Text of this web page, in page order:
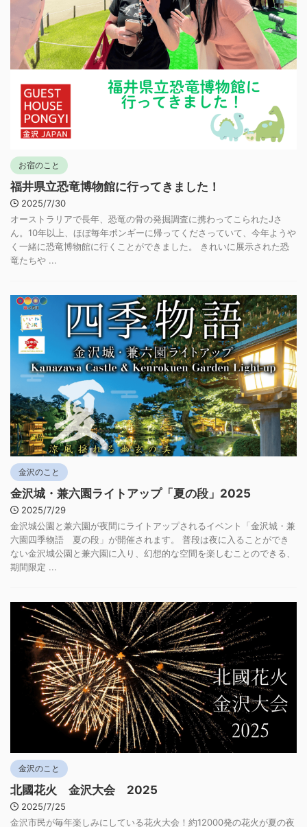
お宿のこと
福井県立恐竜博物館に行ってきました！
2025/7/30
オーストラリアで長年、恐竜の骨の発掘調査に携わってこられたJさ
ん。10年以上、ほぼ毎年ポンギーに帰ってくださっていて、今年ようや
く一緒に恐竜博物館に行くことができました。 きれいに展示された恐
竜たちや ...
金沢のこと
金沢城・兼六園ライトアップ「夏の段」2025
2025/7/29
金沢城公園と兼六園が夜間にライトアップされるイベント「金沢城・兼
六園四季物語 夏の段」が開催されます。 普段は夜に入ることができ
ない金沢城公園と兼六園に入り、幻想的な空間を楽しむことのできる、
期間限定 ...
金沢のこと
北國花火 金沢大会 2025
2025/7/25
金沢市民が毎年楽しみにしている花火大会！約12000発の花火が夏の夜